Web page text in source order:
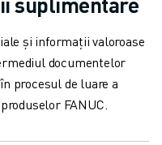
și informații valoroase
documentelor
procesul de luare a
FANUC.